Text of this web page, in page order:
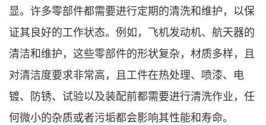
显。许多零部件都需要进行定期的清洗和维护，以保
证其良好的工作状态。例如，飞机发动机、航天器的
清洁和维护，这些零部件的形状复杂，材质多样，且
对清洁度要求非常高，且工件在热处理、喷漆、电
镀、防锈、试验以及装配前都需要进行清洗作业，任
何微小的杂质或者污垢都会影响其性能和寿命。